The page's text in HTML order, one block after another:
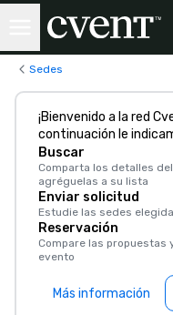
Sedes
¡Bienvenido a la red
continuación le
Buscar
Comparta los detalles
agréguelas a su lista
Enviar solicitud
Estudie las sedes
Reservación
Compare las propuestas
evento
Más información